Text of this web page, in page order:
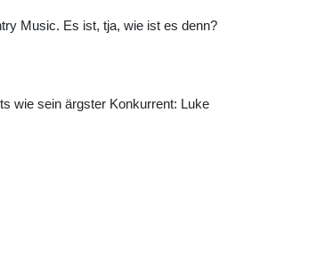
Music. Es ist, tja, wie ist es denn?
wie sein ärgster Konkurrent: Luke